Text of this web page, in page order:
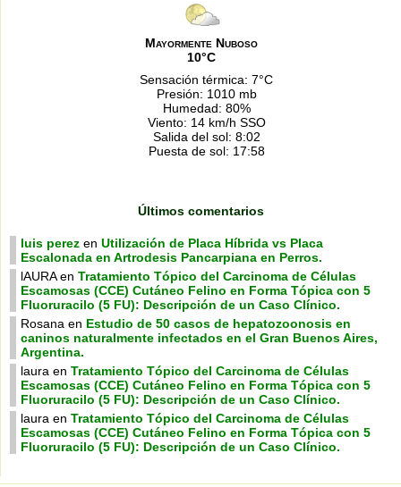
Mayormente Nuboso
10°C
Sensación térmica: 7°C
Presión: 1010 mb
Humedad: 80%
Viento: 14 km/h SSO
Salida del sol: 8:02
Puesta de sol: 17:58
Últimos comentarios
luis perez en Utilización de Placa Híbrida vs Placa
Escalonada en Artrodesis Pancarpiana en Perros.
lAURAen Tratamiento Tópico del Carcinoma de Células
Escamosas (CCE) Cutáneo Felino en Forma Tópica con 5
Fluoruracilo (5 FU): Descripción de un Caso Clínico.
Rosana en Estudio de 50 casos de hepatozoonosis en
caninos naturalmente infectados en el Gran Buenos Aires,
Argentina.
laura en Tratamiento Tópico del Carcinoma de Células
Escamosas (CCE) Cutáneo Felino en Forma Tópica con 5
Fluoruracilo (5 FU): Descripción de un Caso Clínico.
laura en Tratamiento Tópico del Carcinoma de Células
Escamosas (CCE) Cutáneo Felino en Forma Tópica con 5
Fluoruracilo (5 FU): Descripción de un Caso Clínico.